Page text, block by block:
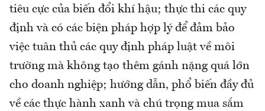
tiêu cực của biến đổi khí hậu; thực thi các quy
định và có các biện pháp hợp lý để đảm bảo
việc tuân thủ các quy định pháp luật về môi
trường mà không tạo thêm gánh nặng quá lớn
cho doanh nghiệp; hướng dẫn, phổ biến đầy đủ
về các thực hành xanh và chú trọng mua sắm